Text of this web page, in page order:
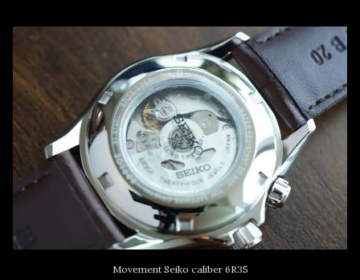
Movement Seiko caliber 6R35